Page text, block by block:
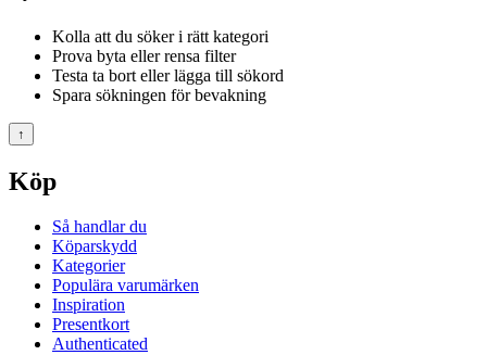
Kolla att du söker i rätt kategori
Prova byta eller rensa filter
Testa ta bort eller lägga till sökord
Spara sökningen för bevakning
↑
Köp
Så handlar du
Köparskydd
Kategorier
Populära varumärken
Inspiration
Presentkort
Authenticated